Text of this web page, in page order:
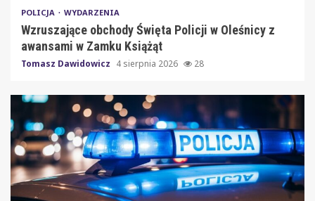
POLICJA WYDARZENIA
Wzruszające obchody Święta Policji w Oleśnicy z
awansami w Zamku Książąt
Tomasz Dawidowicz 4 sierpnia 2026 28